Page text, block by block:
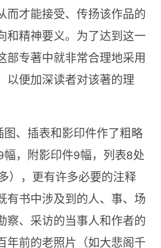
而才能接受、传扬该作品的
和精神要义。为了达到这一
部专著中就非常合理地采用
以便加深读者对该著的理
、插表和影印件作了粗略
，附影印件9幅，列表8处
），更有许多必要的注释
有书中涉及到的人、事、场
察、采访的当事人和作者的
年前的老照片（如大悲阁千